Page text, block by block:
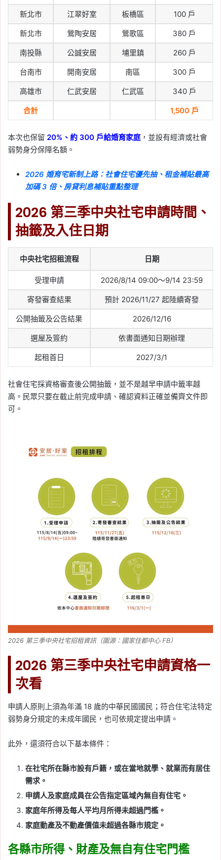
新北市 江翠好室 板橋區 100 戶
新北市 鶯陶安居 鶯歌區 380 戶
南投縣 公誠安居 埔里鎮 260 戶
台南市 開南安居 南區 300 戶
高雄市 仁武安居 仁武區 340 戶
合計 1,500 戶
本次也保留 20%、約 300 戶給婚育家庭 ，並設有經濟或社會
弱勢身分保障名額。
2026 婚育宅新制上路：社會住宅優先抽、租金補貼最高
加碼 3 倍、房貸利息補貼重點整理
2026 第三季中央社宅申請時間、
抽籤及入住日期
中央社宅招租流程 日期
受理申請 2026/8/14 09:00～9/14 23:59
寄發審查結果 預計 2026/11/27 起陸續寄發
公開抽籤及公告結果 2026/12/16
選屋及簽約 依書面通知日期辦理
起租首日 2027/3/1
社會住宅採資格審查後公開抽籤，並不是越早申請中籤率越
高。民眾只要在截止前完成申請、確認資料正確並備齊文件即
可。
2026 第三季中央社宅招租資訊（圖源：國家住都中心 FB）
2026 第三季中央社宅申請資格一
次看
申請人原則上須為年滿 18 歲的中華民國國民；符合住宅法特定
弱勢身分規定的未成年國民，也可依規定提出申請。
此外，還須符合以下基本條件：
在社宅所在縣市設有戶籍，或在當地就學、就業而有居住
需求。
申請人及家庭成員在公告指定區域內無自有住宅。
家庭年所得及每人平均月所得未超過門檻。
家庭動產及不動產價值未超過各縣市規定。
各縣市所得、財產及無自有住宅門檻